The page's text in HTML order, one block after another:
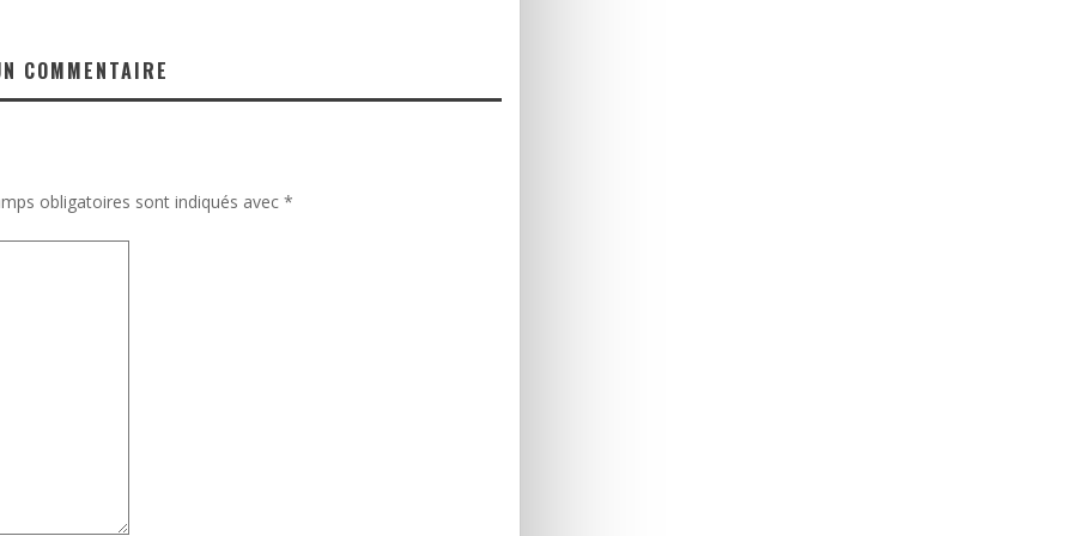
COMMENTAIRE
obligatoires sont indiqués avec *